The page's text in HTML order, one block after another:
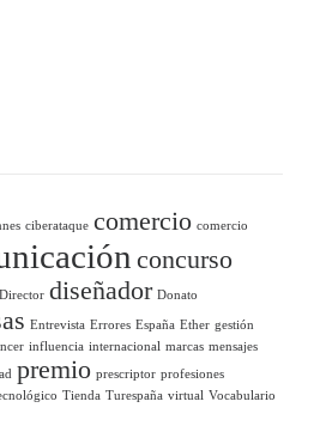
ciberataque comercio comercio
concurso
Director diseñador Donato
Entrevista Errores España Ether gestión
influencia internacional marcas mensajes
premio prescriptor profesiones
Tienda Turespaña virtual Vocabulario